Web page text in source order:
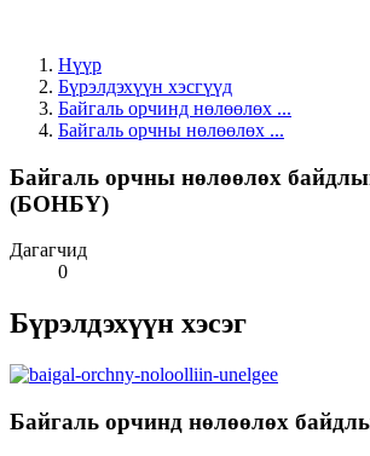
Нүүр
Бүрэлдэхүүн хэсгүүд
Байгаль орчинд нөлөөлөх ...
Байгаль орчны нөлөөлөх ...
Байгаль орчны нөлөөлөх
(БОНБҮ)
Дагагчид
0
Бүрэлдэхүүн хэсэг
Байгаль орчинд нөлөөлөх